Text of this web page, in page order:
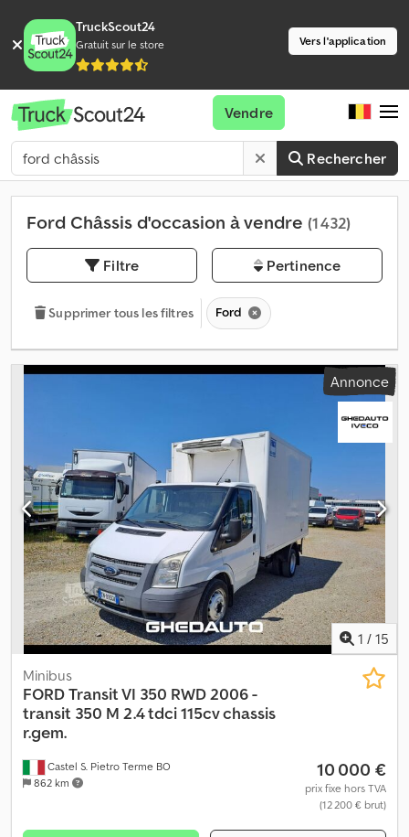
TruckScout24
Gratuit sur le store Vers l'application
Rechercher
Vendre
Ford Châssis d'occasion à vendre (1 432)
Filtre Pertinence
Supprimer tous les filtres Ford
Annonce
1 / 15
Castel S. Pietro Terme BO
862 km
Minibus
FORDTransit VI 350 RWD 2006 -
transit 350 M 2.4 tdci 115cv chassis
r.gem.
10 000 €
prix fixe hors TVA
(12 200 € brut)